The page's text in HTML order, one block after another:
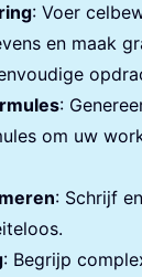
: Voer
en maak
:
om uw
: Schrijf
: Begrijp